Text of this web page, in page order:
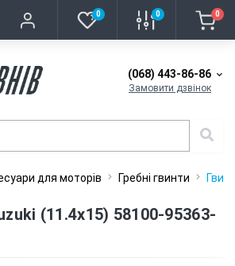
0 0 0
(068) 443-86-86
Замовити дзвінок
для моторів Гребні гвинти
(11.4x15) 58100-95363-